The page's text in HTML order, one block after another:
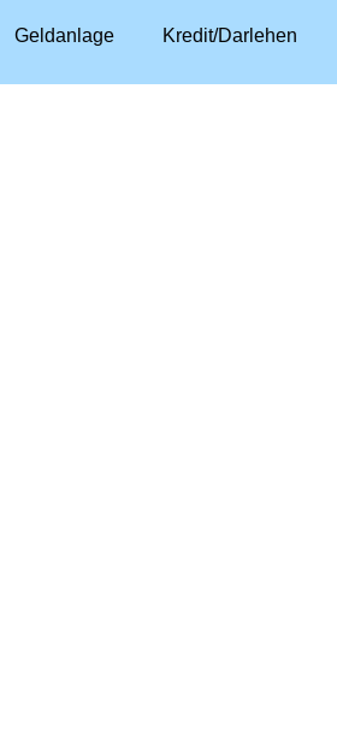
Geldanlage Kredit/Darlehen